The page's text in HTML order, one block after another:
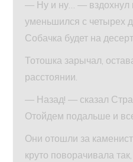
— Ну и ну… — вздохнул
уменьшился с четырех
Собачка будет на
Тотошка зарычал,
расстоянии.
— Назад! — сказал
Отойдем подальше и
Они отошли за
круто поворачивала